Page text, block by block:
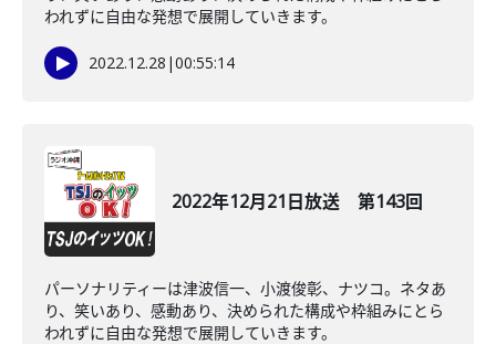
われずに自由な発想で展開していきます。
2022.12.28 |00:55:14
2022年12月21日放送 第143回
パーソナリティーは津波信一、小渡俊彰、ナツコ。ネタあ
り、笑いあり、感動あり、決められた構成や枠組みにとら
われずに自由な発想で展開していきます。